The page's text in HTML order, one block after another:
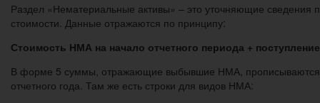
Раздел «Нематериальные активы» – это уточняющие сведения
стоимости. Данные отражаются по принципу:
Стоимость НМА на начало отчетного периода +
В форме 5 суммы, отражающие выбывшие НМА, прописываются
отчетного года. Там же есть строки для видов НМА: